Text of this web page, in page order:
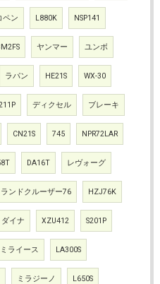
ペン L880K NSP141
ヤンマー ユンボ
ラパン HE21S WX-30
ディクセル ブレーキ
CN21S 745 NPR72LAR
DA16T レヴォーグ
ランドクルーザー76 HZJ76K
ダイナ XZU412 S201P
ミライース LA300S
ミラジーノ L650S